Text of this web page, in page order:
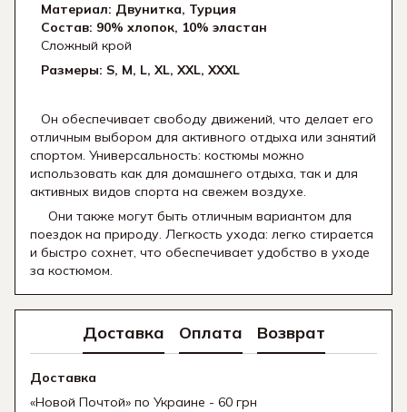
Материал: Двунитка, Турция
Состав: 90% хлопок, 10% эластан
Сложный крой
Размеры: S, M, L, XL, XXL, XXXL
Он обеспечивает свободу движений, что делает его
отличным выбором для активного отдыха или занятий
спортом. Универсальность: костюмы можно
использовать как для домашнего отдыха, так и для
активных видов спорта на свежем воздухе.
Они также могут быть отличным вариантом для
поездок на природу. Легкость ухода: легко стирается
и быстро сохнет, что обеспечивает удобство в уходе
за костюмом.
Доставка Оплата Возврат
Доставка
«Новой Почтой» по Украине - 60 грн